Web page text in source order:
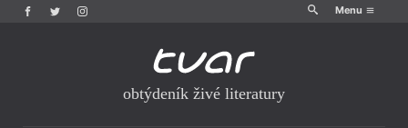
Menu
obtýdeník živé literatury